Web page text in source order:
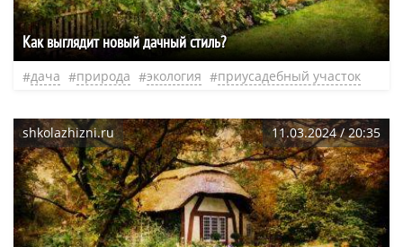
Как выглядит новый дачный стиль?
дача природа экология приусадебный участок
shkolazhizni.ru 11.03.2024 / 20:35